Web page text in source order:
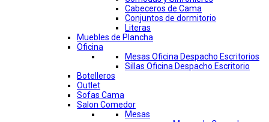
Cabeceros de Cama
Conjuntos de dormitorio
Literas
Muebles de Plancha
Oficina
Mesas Oficina Despacho Escritorios
Sillas Oficina Despacho Escritorio
Botelleros
Outlet
Sofas Cama
Salon Comedor
Mesas